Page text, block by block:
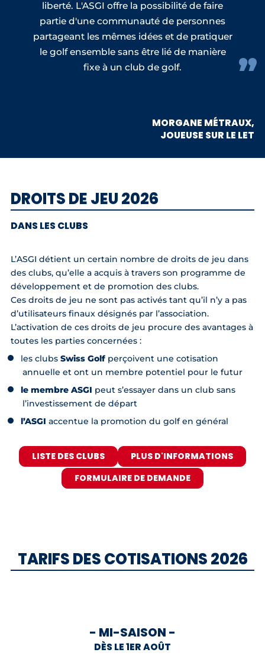
liberté. L'ASGI offre la possibilité de faire
partie d'une communauté de personnes
partageant les mêmes idées et de pratiquer
le golf ensemble sans être lié de manière
fixe à un club de golf.
MORGANE MÉTRAUX,
JOUEUSE SUR LE LET
DROITS DE JEU 2026
DANS LES CLUBS
L’ASGI détient un certain nombre de droits de jeu dans
des clubs, qu’elle a acquis à travers son programme de
développement et de promotion des clubs.
Ces droits de jeu ne sont pas activés tant qu’il n’y a pas
d’utilisateurs finaux désignés par l’association.
L’activation de ces droits de jeu procure des avantages à
toutes les parties concernées :
les clubsSwiss Golf perçoivent une cotisation
annuelle et ont un membre potentiel pour le futur
le membre ASGI peut s’essayer dans un club sans
l’investissement de départ
l’ASGI accentue la promotion du golf en général
LISTE DES CLUBS
PLUS D'INFORMATIONS
FORMULAIRE DE DEMANDE
TARIFS DES COTISATIONS 2026
- MI-SAISON -
DÈS LE 1ER AOÛT